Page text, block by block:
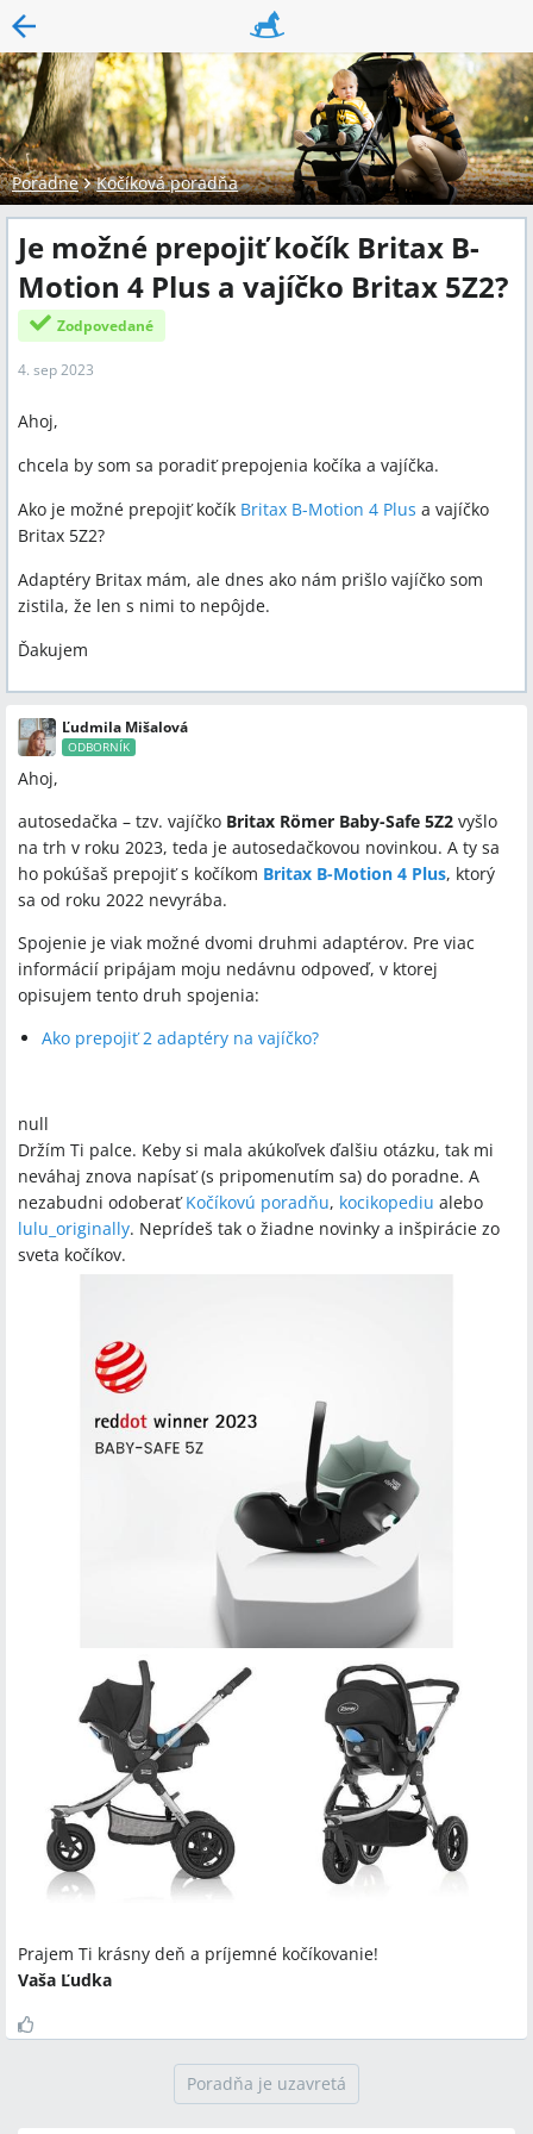
Poradne Kočíková poradňa
Je možné prepojiť kočík Britax B-
Motion 4 Plus a vajíčko Britax 5Z2?
Zodpovedané
4. sep 2023
Ahoj,
chcela by som sa poradiť prepojenia kočíka a vajíčka.
Ako je možné prepojiť kočík Britax B-Motion 4 Plus a vajíčko
Britax 5Z2?
Adaptéry Britax mám, ale dnes ako nám prišlo vajíčko som
zistila, že len s nimi to nepôjde.
Ďakujem
Ľudmila Mišalová
ODBORNÍK
Ahoj,
autosedačka – tzv. vajíčko Britax Römer Baby-Safe 5Z2 vyšlo
na trh v roku 2023, teda je autosedačkovou novinkou. A ty sa
ho pokúšaš prepojiť s kočíkom Britax B-Motion 4 Plus, ktorý
sa od roku 2022 nevyrába.
Spojenie je viak možné dvomi druhmi adaptérov. Pre viac
informácií pripájam moju nedávnu odpoveď, v ktorej
opisujem tento druh spojenia:
Ako prepojiť 2 adaptéry na vajíčko?
null
Držím Ti palce. Keby si mala akúkoľvek ďalšiu otázku, tak mi
neváhaj znova napísať (s pripomenutím sa) do poradne. A
nezabudni odoberaťKočíkovú poradňu, kocikopediu alebo
lulu_originally. Neprídeš tak o žiadne novinky a inšpirácie zo
sveta kočíkov.
Prajem Ti krásny deň a príjemné kočíkovanie!
Vaša Ľudka
Poradňa je uzavretá